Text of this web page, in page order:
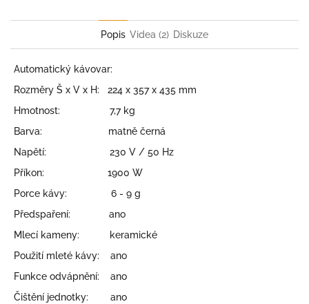
Popis Videa (2) Diskuze
Automatický kávovar:
Rozměry Š x V x H: 224 x 357 x 435 mm
Hmotnost: 7,7 kg
Barva: matně černá
Napětí: 230 V / 50 Hz
Příkon: 1900 W
Porce kávy: 6 - 9 g
Předspaření: ano
Mlecí kameny: keramické
Použití mleté kávy: ano
Funkce odvápnění: ano
Čištění jednotky: ano